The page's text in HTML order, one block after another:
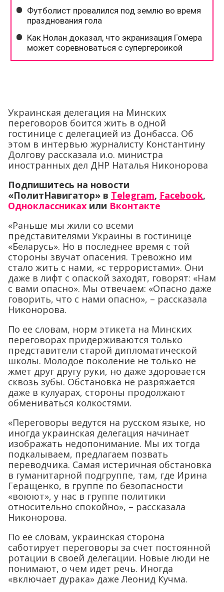
Украинская делегация на Минских
переговоров боится жить в одной
гостинице с делегацией из Донбасса. Об
этом в интервью журналисту Константину
Долгову рассказала и.о. министра
иностранных дел ДНР Наталья Никонорова
Подпишитесь на новости
«ПолитНавигатор» в Telegram, Facebook,
Одноклассниках или Вконтакте
«Раньше мы жили со всеми
представителями Украины в гостинице
«Беларусь». Но в последнее время с той
стороны звучат опасения. Тревожно им
стало жить с нами, «с террористами». Они
даже в лифт с опаской заходят, говорят: «Нам
с вами опасно». Мы отвечаем: «Опасно даже
говорить, что с нами опасно», – рассказала
Никонорова.
По ее словам, норм этикета на Минских
переговорах придерживаются только
представители старой дипломатической
школы. Молодое поколение не только не
жмет друг другу руки, но даже здоровается
сквозь зубы. Обстановка не разряжается
даже в кулуарах, стороны продолжают
обмениваться колкостями.
«Переговоры ведутся на русском языке, но
иногда украинская делегация начинает
изображать недопонимание. Мы их тогда
подкалываем, предлагаем позвать
переводчика. Самая истеричная обстановка
в гуманитарной подгруппе, там, где Ирина
Геращенко, в группе по безопасности
«воюют», у нас в группе политики
относительно спокойно», – рассказала
Никонорова.
По ее словам, украинская сторона
саботирует переговоры за счет постоянной
ротации в своей делегации. Новые люди не
понимают, о чем идет речь. Иногда
«включает дурака» даже Леонид Кучма.